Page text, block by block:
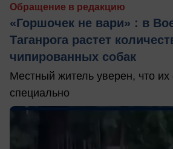
Обращение в редакцию
«Горшочек не вари» : в
Таганрога растет
чипированных собак
Местный житель уверен, что их
специально